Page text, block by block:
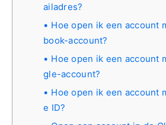
ailadres?
Hoe open ik een account
book-account?
Hoe open ik een account
gle-account?
Hoe open ik een account
e ID?